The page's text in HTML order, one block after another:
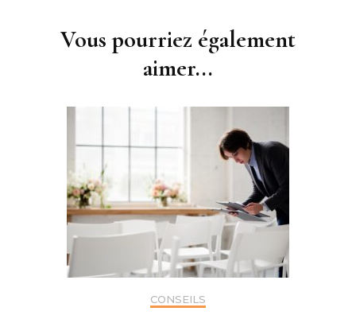
Vous pourriez également
aimer...
CONSEILS